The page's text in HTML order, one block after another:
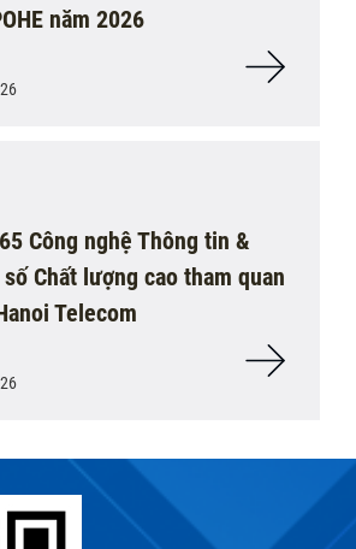
năm 2026
Công nghệ Thông tin &
Chất lượng cao tham quan
Telecom